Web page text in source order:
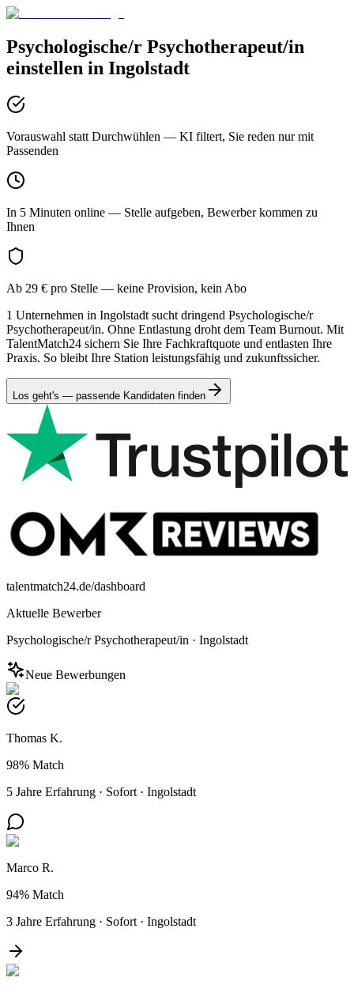
Psychologische/r Psychotherapeut/in
einstellen in Ingolstadt
Vorauswahl statt Durchwühlen — KI filtert, Sie reden nur mit
Passenden
In 5 Minuten online — Stelle aufgeben, Bewerber kommen zu
Ihnen
Ab 29 € pro Stelle — keine Provision, kein Abo
1 Unternehmen in Ingolstadt sucht dringend Psychologische/r
Psychotherapeut/in. Ohne Entlastung droht dem Team Burnout. Mit
TalentMatch24 sichern Sie Ihre Fachkraftquote und entlasten Ihre
Praxis. So bleibt Ihre Station leistungsfähig und zukunftssicher.
Los geht's — passende Kandidaten finden
talentmatch24.de/dashboard
Aktuelle Bewerber
Psychologische/r Psychotherapeut/in · Ingolstadt
Neue Bewerbungen
Thomas K.
98% Match
5 Jahre Erfahrung · Sofort · Ingolstadt
Marco R.
94% Match
3 Jahre Erfahrung · Sofort · Ingolstadt